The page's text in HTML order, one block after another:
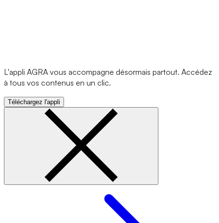
L'appli AGRA vous accompagne désormais partout. Accédez
à tous vos contenus en un clic.
Téléchargez l'appli